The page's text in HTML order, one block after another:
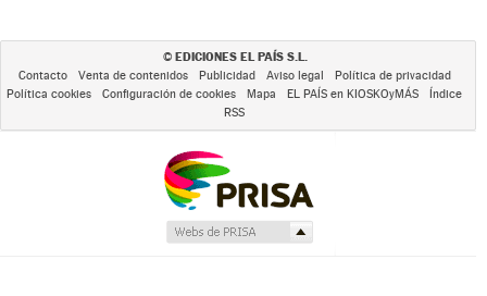
© EDICIONES EL PAÍS S.L.
Contacto Venta de contenidos Publicidad Aviso legal
Política de privacidad
Política cookies
Configuración de cookies Mapa EL PAÍS en KIOSKOyMÁS
Índice
RSS